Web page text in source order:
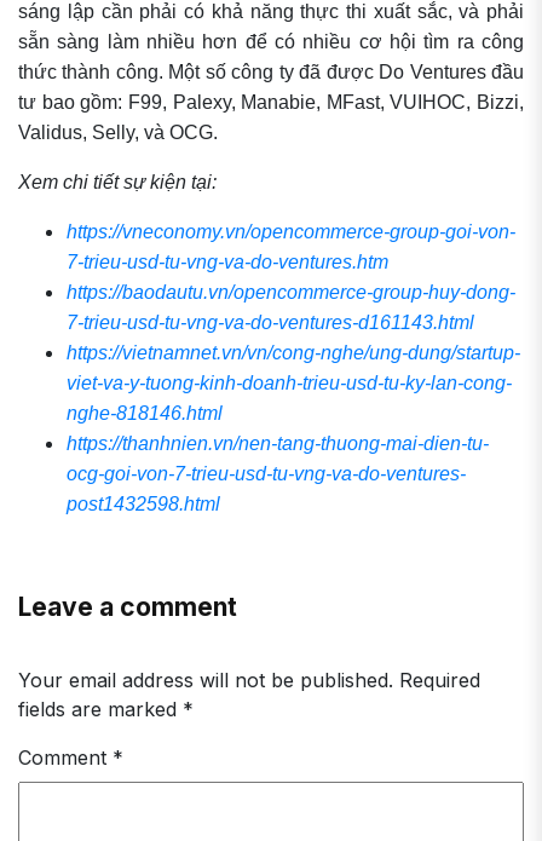
sáng lập cần phải có khả năng thực thi xuất sắc, và phải
sẵn sàng làm nhiều hơn để có nhiều cơ hội tìm ra công
thức thành công. Một số công ty đã được Do Ventures đầu
tư bao gồm: F99, Palexy, Manabie, MFast, VUIHOC, Bizzi,
Validus, Selly, và OCG.
Xem chi tiết sự kiện tại:
https://vneconomy.vn/opencommerce-group-goi-von-
7-trieu-usd-tu-vng-va-do-ventures.htm
https://baodautu.vn/opencommerce-group-huy-dong-
7-trieu-usd-tu-vng-va-do-ventures-d161143.html
https://vietnamnet.vn/vn/cong-nghe/ung-dung/startup-
viet-va-y-tuong-kinh-doanh-trieu-usd-tu-ky-lan-cong-
nghe-818146.html
https://thanhnien.vn/nen-tang-thuong-mai-dien-tu-
ocg-goi-von-7-trieu-usd-tu-vng-va-do-ventures-
post1432598.html
Leave a comment
Your email address will not be published. Required
fields are marked *
Comment *